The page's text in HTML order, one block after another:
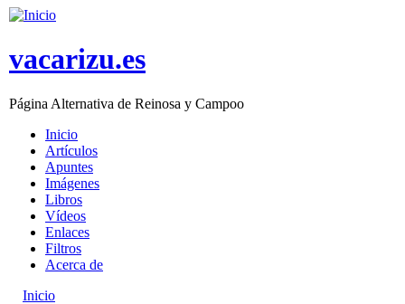
Skip to main content
vacarizu.es
Página Alternativa de Reinosa y Campoo
Main menu
Inicio
Artículos
Apuntes
Imágenes
Libros
Vídeos
Enlaces
Filtros
Acerca de
Inicio